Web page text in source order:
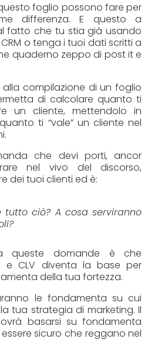
foglio possono fare per
differenza. E questo a
fatto che tu stia già usando
o tenga i tuoi dati scritti a
quaderno zeppo di post it e
alla compilazione di un foglio
di calcolare quanto ti
un cliente, mettendolo in
ti “vale” un cliente nel
che devi porti, ancor
nel vivo del discorso,
dei tuoi clienti ed è:
tutto ciò? A cosa serviranno
queste domande è che
e CLV diventa la base per
della tua fortezza.
le fondamenta su cui
tua strategia di marketing. Il
basarsi su fondamenta
sicuro che reggano nel